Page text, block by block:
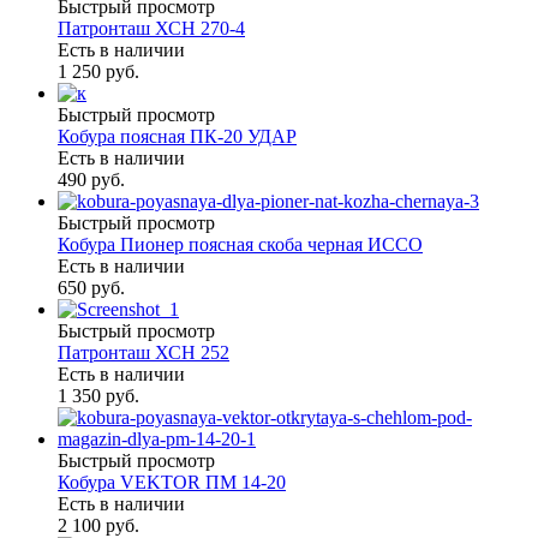
Быстрый просмотр
Патронташ ХСН 270-4
Есть в наличии
1 250 руб.
Быстрый просмотр
Кобура поясная ПК-20 УДАР
Есть в наличии
490 руб.
Быстрый просмотр
Кобура Пионер поясная скоба черная ИССО
Есть в наличии
650 руб.
Быстрый просмотр
Патронташ ХСН 252
Есть в наличии
1 350 руб.
Быстрый просмотр
Кобура VEKTOR ПМ 14-20
Есть в наличии
2 100 руб.